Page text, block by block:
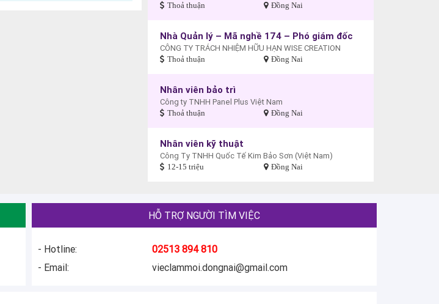
Thoả thuận Đồng Nai
Nhà Quản lý – Mã nghề 174 – Phó giám đốc
CÔNG TY TRÁCH NHIỆM HỮU HẠN WISE CREATION
Thoả thuận Đồng Nai
Nhân viên bảo trì
Công ty TNHH Panel Plus Việt Nam
Thoả thuận Đồng Nai
Nhân viên kỹ thuật
Công Ty TNHH Quốc Tế Kim Bảo Sơn (Việt Nam)
12-15 triệu Đồng Nai
HỖ TRỢ NGƯỜI TÌM VIỆC
- Hotline:
02513 894 810
- Email:
vieclammoi.dongnai@gmail.com